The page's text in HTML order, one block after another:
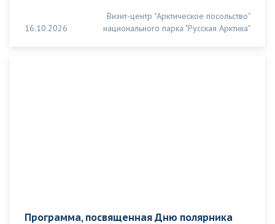
16.10.2026
Визит-центр "Арктическое посольство"
национального парка "Русская Арктика"
Программа, посвященная Дню полярника